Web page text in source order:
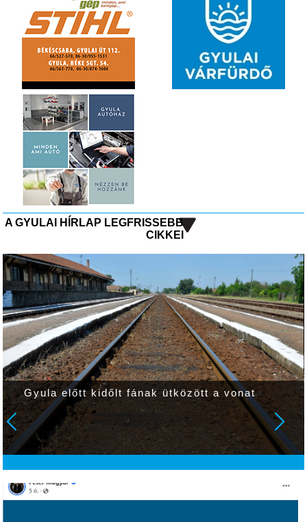
A GYULAI HÍRLAP LEGFRISSEBB
CIKKEI
Gyula előtt kidőlt fának ütközött a vonat